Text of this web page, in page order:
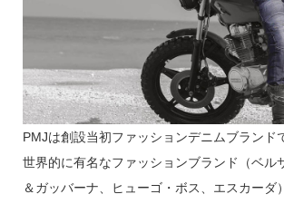
PMJは創設当初ファッションデニムブランド
世界的に有名なファッションブランド（ベル
＆ガッバーナ、ヒューゴ・ボス、エスカーダ